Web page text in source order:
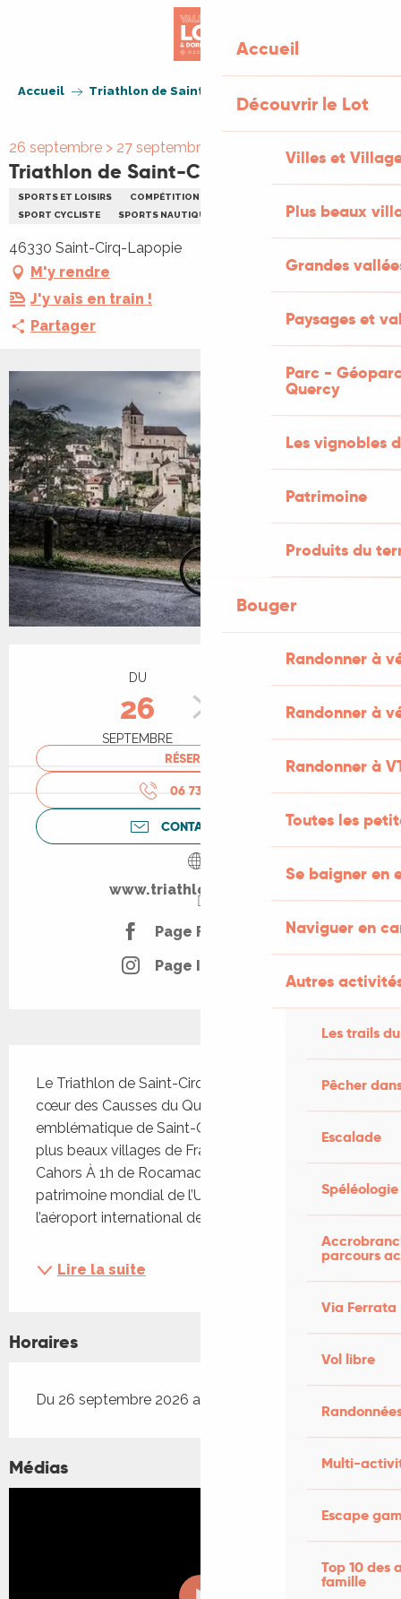
Accueil
Découvrir le Lot
Villes et
Plus beaux
Grandes
Paysages et
Parc -
Quercy
Les vignobles
Patrimoine
Produits du
Bouger
Randonner à
Randonner à
Randonner à
Toutes les
Se baigner en
Naviguer en
Autres
Les trails
Pêcher
Escalade
Spéléologie
parcours
Via Ferrata
Vol libre
Multi-
Escape
Top 10 des
famille
Accueil Triathlon de Saint-Cirq Lapopie
26 septembre > 27 septembre
Triathlon de Saint-Cirq Lapopie
SPORTS ET LOISIRS COMPÉTITION SPORTIVE
SPORT CYCLISTE
SPORTS NAUTIQUES
46330 Saint-Cirq-Lapopie
M'y rendre
J'y vais en train !
Partager
Ouverture et coordonnées
DU
26
SEPTEMBRE SEPTEMBRE
RÉSERVER
06 73 48 69
CONTACTEZ-NOUS
www.triathlondulot.com
Page Facebook
Page Instagram
Le Triathlon de Saint-Cirq Lapopie se déroule au
cœur des Causses du Quercy, sur la commune
emblématique de Saint-Cirq Lapopie, l’un des
plus beaux villages de France. À 30 minutes de
Cahors À 1h de Rocamadour, village classé au
patrimoine mondial de l’UNESCO À 1h30 de
l’aéroport international de...
Lire la suite
Horaires
Du 26 septembre 2026 au 27 septembre 2026
Médias